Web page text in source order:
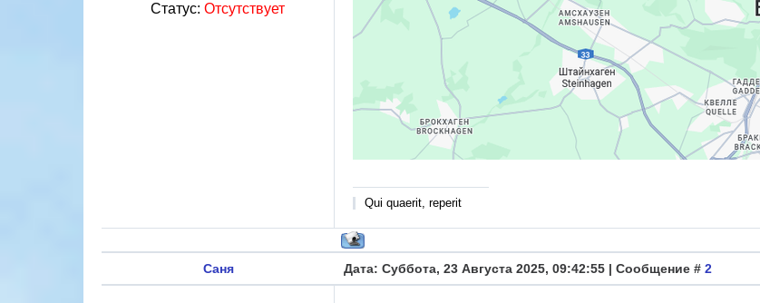
Статус: Отсутствует
Qui quaerit, reperit
Саня Дата: Суббота, 23 Августа 2025, 09:42:55 | Сообщение # 2